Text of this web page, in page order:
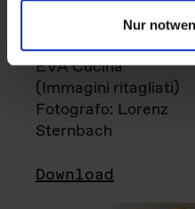
Nur
EVA Cucina
(Immagini ritagliati)
Fotografo: Lorenz
Sternbach
Download